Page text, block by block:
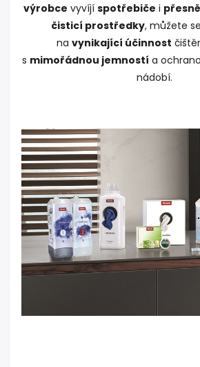
výrobce vyvíjí spotřebiče i
čisticí prostředky, můžete
na vynikající účinnost
s mimořádnou jemností a
nádobí.